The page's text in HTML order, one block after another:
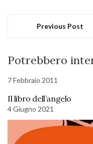
Previous Post
Potrebbero
7 Febbraio 2011
Il libro dell’angelo
4 Giugno 2021